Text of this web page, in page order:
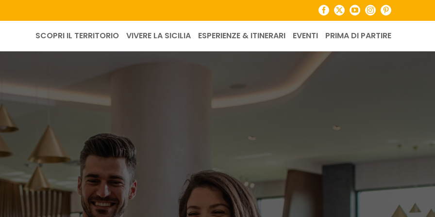
Facebook
X YouTubeInstagramPinterest
SCOPRI IL TERRITORIO VIVERE LA SICILIA ESPERIENZE & ITINERARI EVENTI PRIMA DI PARTIRE